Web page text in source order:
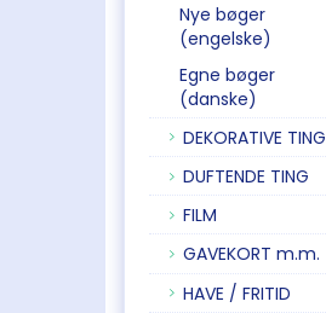
Nye bøger
(engelske)
Egne bøger
(danske)
DEKORATIVE TING
DUFTENDE TING
FILM
GAVEKORT m.m.
HAVE / FRITID